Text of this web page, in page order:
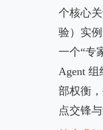
个核心
验）实
一个“专
Agent
部权衡
点交锋